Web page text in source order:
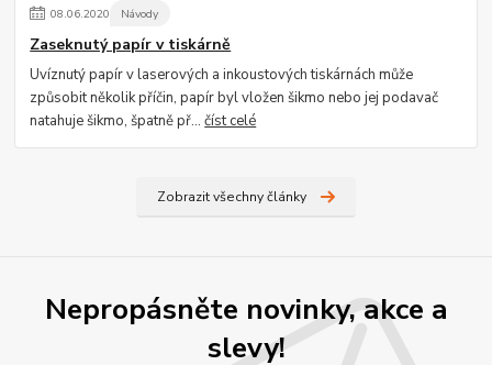
08.06.2020 Návody
Zaseknutý papír v tiskárně
Uvíznutý papír v laserových a inkoustových tiskárnách může
způsobit několik příčin, papír byl vložen šikmo nebo jej podavač
natahuje šikmo, špatně př...číst celé
Zobrazit všechny články
Nepropásněte novinky, akce a
slevy!